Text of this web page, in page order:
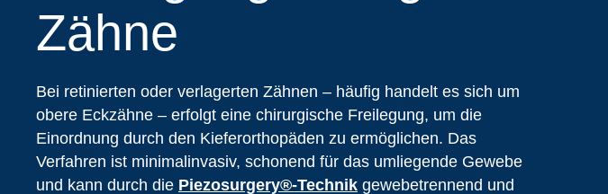
Zähne
Bei retinierten oder verlagerten Zähnen – häufig handelt es sich um
obere Eckzähne – erfolgt eine chirurgische Freilegung, um die
Einordnung durch den Kieferorthopäden zu ermöglichen. Das
Verfahren ist minimalinvasiv, schonend für das umliegende Gewebe
und kann durch die Piezosurgery®-Technik gewebetrennend und